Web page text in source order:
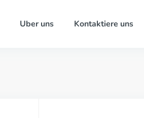
Uber uns Kontaktiere uns